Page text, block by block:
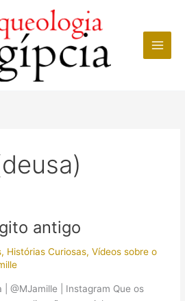
antigo
, Histórias Curiosas,Vídeos sobre o
| @MJamille | Instagram Que os